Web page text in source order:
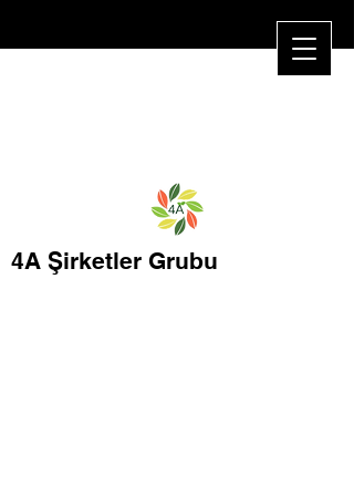
4A Şirketler Grubu